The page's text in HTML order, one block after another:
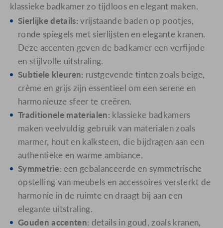
klassieke badkamer zo tijdloos en elegant maken.
Sierlijke details: vrijstaande baden op pootjes,
ronde spiegels met sierlijsten en elegante kranen.
Deze accenten geven de badkamer een verfijnde
en stijlvolle uitstraling.
Subtiele kleuren: rustgevende tinten zoals beige,
crème en grijs zijn essentieel om een serene en
harmonieuze sfeer te creëren.
Traditionele materialen: klassieke badkamers
maken veelvuldig gebruik van materialen zoals
marmer, hout en kalksteen, die bijdragen aan een
authentieke en warme ambiance.
Symmetrie: een gebalanceerde en symmetrische
opstelling van meubels en accessoires versterkt de
harmonie in de ruimte en draagt bij aan een
elegante uitstraling.
Gouden accenten: details in goud, zoals kranen,